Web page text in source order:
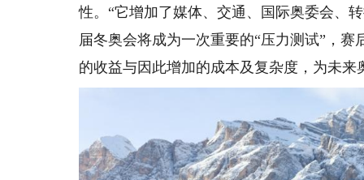
性。“它增加了媒体、交通、国际奥委会、
届冬奥会将成为一次重要的“压力测试”，
的收益与因此增加的成本及复杂度，为未